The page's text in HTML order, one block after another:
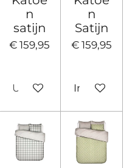
n
satijn
€ 159,95
Uitverkocht
n
Satijn
€ 159,95
In